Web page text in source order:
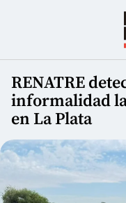
RENATRE
informalidad
en La Plata